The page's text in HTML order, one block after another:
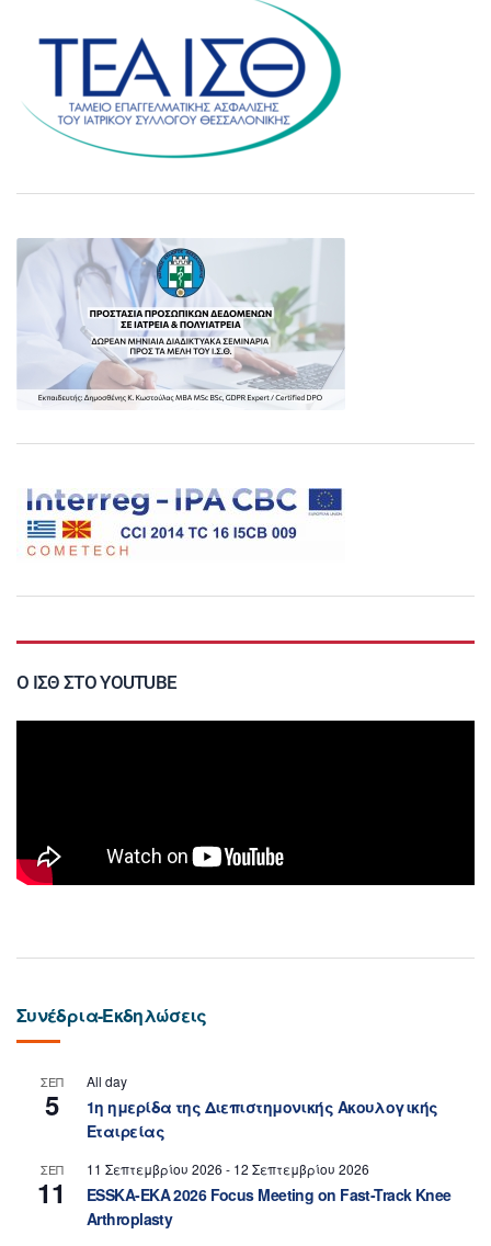
Ο ΙΣΘ ΣΤΟ YOUTUBE
Συνέδρια-Εκδηλώσεις
ΣΕΠ
5
All day
1η ημερίδα της Διεπιστημονικής Ακουλογικής
Εταιρείας
ΣΕΠ
11
11 Σεπτεμβρίου 2026 - 12 Σεπτεμβρίου 2026
ESSKA-EKA 2026 Focus Meeting on Fast-Track Knee
Arthroplasty